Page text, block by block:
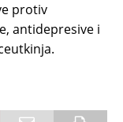
protiv
antidepresive i